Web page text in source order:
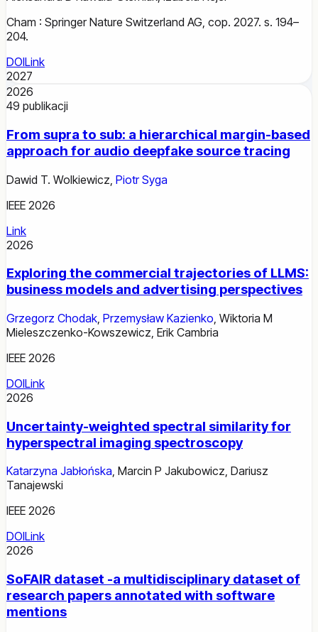
Cham : Springer Nature Switzerland AG, cop. 2027. s. 194–
204.
DOILink
2027
2026
49 publikacji
From supra to sub: a hierarchical margin-based
approach for audio deepfake source tracing
Dawid T. Wolkiewicz Piotr Syga
IEEE 2026
Link
2026
Exploring the commercial trajectories of LLMS:
business models and advertising perspectives
Grzegorz Chodak, Przemysław Kazienko, Wiktoria M
Mieleszczenko-Kowszewicz, Erik Cambria
IEEE 2026
DOILink
2026
Uncertainty-weighted spectral similarity for
hyperspectral imaging spectroscopy
Katarzyna Jabłońska, Marcin P Jakubowicz, Dariusz
Tanajewski
IEEE 2026
DOILink
2026
SoFAIR dataset -a multidisciplinary dataset of
research papers annotated with software
mentions